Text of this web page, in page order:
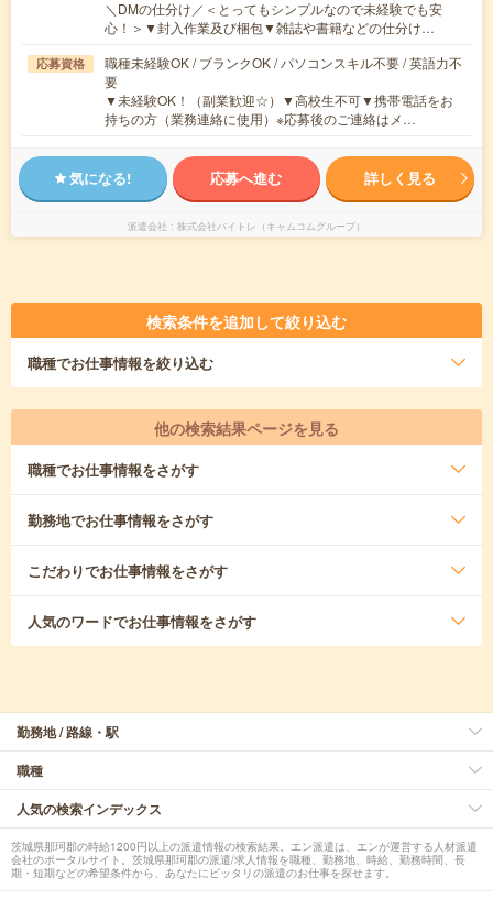
＼DMの仕分け／＜とってもシンプルなので未経験でも安
心！＞▼封入作業及び梱包▼雑誌や書籍などの仕分け…
応募資格
職種未経験OK / ブランクOK / パソコンスキル不要 / 英語力不
要
▼未経験OK！（副業歓迎☆）▼高校生不可▼携帯電話をお
持ちの方（業務連絡に使用）※応募後のご連絡はメ…
気になる! 応募へ進む 詳しく見る
派遣会社 株式会社バイトレ（キャムコムグループ）
検索条件を追加して絞り込む
職種でお仕事情報を絞り込む
他の検索結果ページを見る
職種でお仕事情報をさがす
勤務地でお仕事情報をさがす
こだわりでお仕事情報をさがす
人気のワードでお仕事情報をさがす
勤務地 / 路線・駅
職種
人気の検索インデックス
茨城県那珂郡の時給1200円以上の派遣情報の検索結果。エン派遣は、エンが運営する人材派遣
会社のポータルサイト。茨城県那珂郡の派遣/求人情報を職種、勤務地、時給、勤務時間、長
期・短期などの希望条件から、あなたにピッタリの派遣のお仕事を探せます。